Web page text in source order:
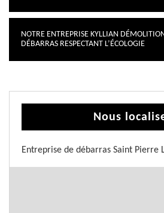
NOTRE ENTREPRISE KYLLIAN
DÉBARRAS RESPECTANT L’ÉCOLOGIE
Nous
Entreprise de débarras Saint Pierre